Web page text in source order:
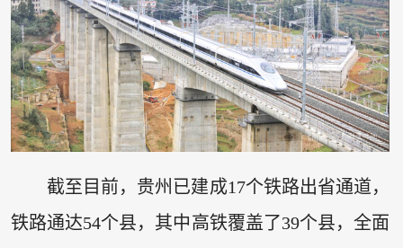
截至目前，贵州已建成17个铁路出省通道，
铁路通达54个县，其中高铁覆盖了39个县，全面